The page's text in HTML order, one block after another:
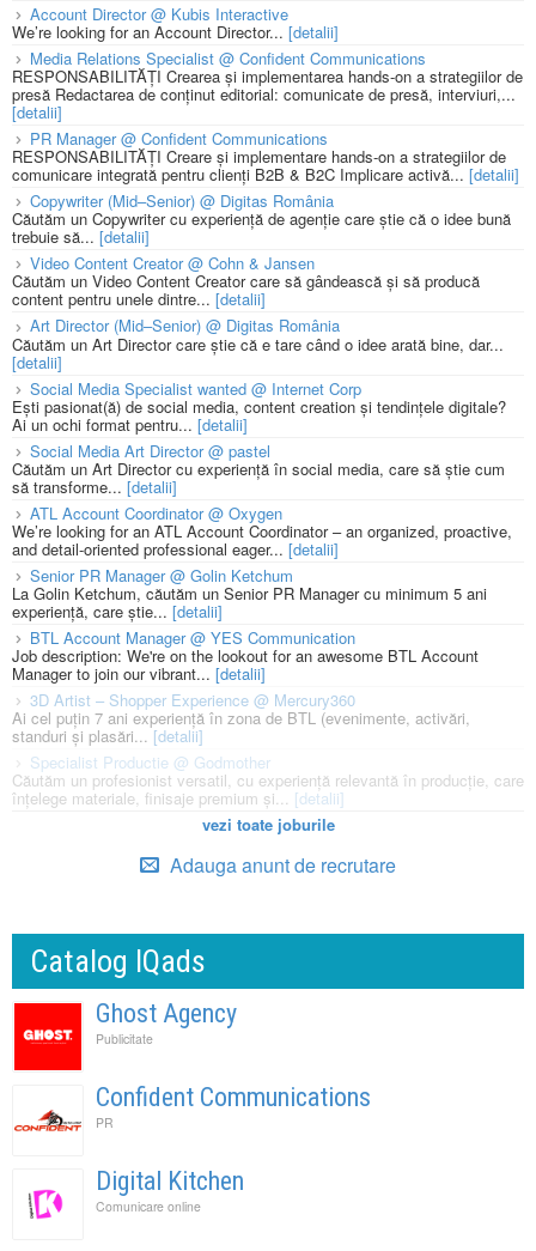
Account Director @ Kubis Interactive
We’re looking for an Account Director... [detalii]
Media Relations Specialist @ Confident Communications
RESPONSABILITĂȚI Crearea și implementarea hands-on a strategiilor de
presă Redactarea de conținut editorial: comunicate de presă, interviuri,...
[detalii]
PR Manager @ Confident Communications
RESPONSABILITĂȚI Creare și implementare hands-on a strategiilor de
comunicare integrată pentru clienți B2B & B2C Implicare activă... [detalii]
Copywriter (Mid–Senior) @ Digitas România
Căutăm un Copywriter cu experiență de agenție care știe că o idee bună
trebuie să... [detalii]
Video Content Creator @ Cohn & Jansen
Căutăm un Video Content Creator care să gândească și să producă
content pentru unele dintre... [detalii]
Art Director (Mid–Senior) @ Digitas România
Căutăm un Art Director care știe că e tare când o idee arată bine, dar...
[detalii]
Social Media Specialist wanted @ Internet Corp
Ești pasionat(ă) de social media, content creation și tendințele digitale?
Ai un ochi format pentru... [detalii]
Social Media Art Director @ pastel
Căutăm un Art Director cu experiență în social media, care să știe cum
să transforme... [detalii]
ATL Account Coordinator @ Oxygen
We’re looking for an ATL Account Coordinator – an organized, proactive,
and detail-oriented professional eager... [detalii]
Senior PR Manager @ Golin Ketchum
La Golin Ketchum, căutăm un Senior PR Manager cu minimum 5 ani
experiență, care știe... [detalii]
BTL Account Manager @ YES Communication
Job description: We're on the lookout for an awesome BTL Account
Manager to join our vibrant... [detalii]
3D Artist – Shopper Experience @ Mercury360
Ai cel puțin 7 ani experiență în zona de BTL (evenimente, activări,
standuri și plasări...[detalii]
Specialist Productie @ Godmother
Căutăm un profesionist versatil, cu experiență relevantă în producție, care
înțelege materiale, finisaje premium și... [detalii]
vezi toate joburile
Adauga anunt de recrutare
Catalog IQads
Ghost Agency
Publicitate
Confident Communications
PR
Digital Kitchen
Comunicare online